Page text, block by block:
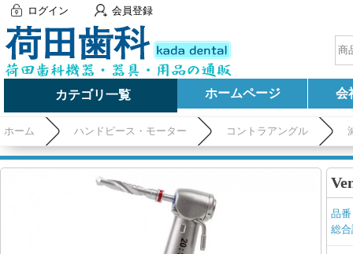
ログイン 会員登録
カテゴリ一覧 ホームページ 会
ホーム ハンドピース・モーター コントラアングル
品
総